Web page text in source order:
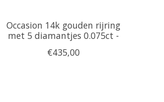
Occasion 14k gouden rijring
met 5 diamantjes 0.075ct -
€435,00